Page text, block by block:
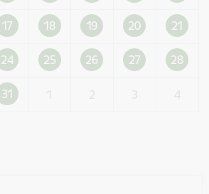
17 18 19 20 21
24 25 26 27 28
31